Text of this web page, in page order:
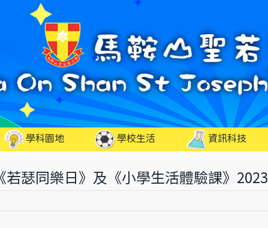
學科園地 學校生活 資訊科技
若瑟同樂日》及《小學生活體驗課》2023